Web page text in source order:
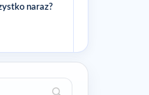
naraz?
artykuł